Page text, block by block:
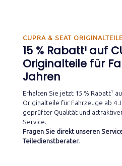
CUPRA & SEAT
15 % Rabatt¹ auf
Originalteile für
Jahren
Erhalten Sie jetzt 15 % Rabatt¹
Originalteile für Fahrzeuge ab 4
geprüfter Qualität und
Service.
Fragen Sie direkt unseren
Teiledienstberater.